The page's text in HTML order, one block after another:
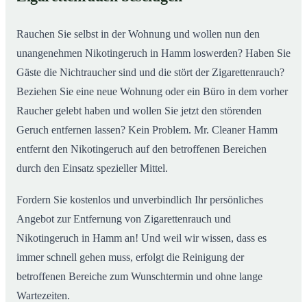
Rauchen Sie selbst in der Wohnung und wollen nun den
unangenehmen Nikotingeruch in Hamm loswerden? Haben Sie
Gäste die Nichtraucher sind und die stört der Zigarettenrauch?
Beziehen Sie eine neue Wohnung oder ein Büro in dem vorher
Raucher gelebt haben und wollen Sie jetzt den störenden
Geruch entfernen lassen? Kein Problem. Mr. Cleaner Hamm
entfernt den Nikotingeruch auf den betroffenen Bereichen
durch den Einsatz spezieller Mittel.
Fordern Sie kostenlos und unverbindlich Ihr persönliches
Angebot zur Entfernung von Zigarettenrauch und
Nikotingeruch in Hamm an! Und weil wir wissen, dass es
immer schnell gehen muss, erfolgt die Reinigung der
betroffenen Bereiche zum Wunschtermin und ohne lange
Wartezeiten.